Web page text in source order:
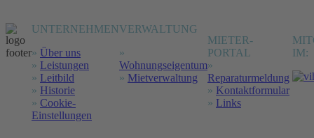
UNTERNEHMEN
» Über uns
» Leistungen
» Leitbild
» Historie
» Cookie-
Einstellungen
VERWALTUNG
»
Wohnungseigentum
» Mietverwaltung
MIETER-
PORTAL
»
Reparaturmeldung
» Kontaktformular
» Links
IM: